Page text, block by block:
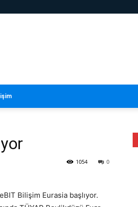
0
1054
Bilişim Eurasia başlıyor.